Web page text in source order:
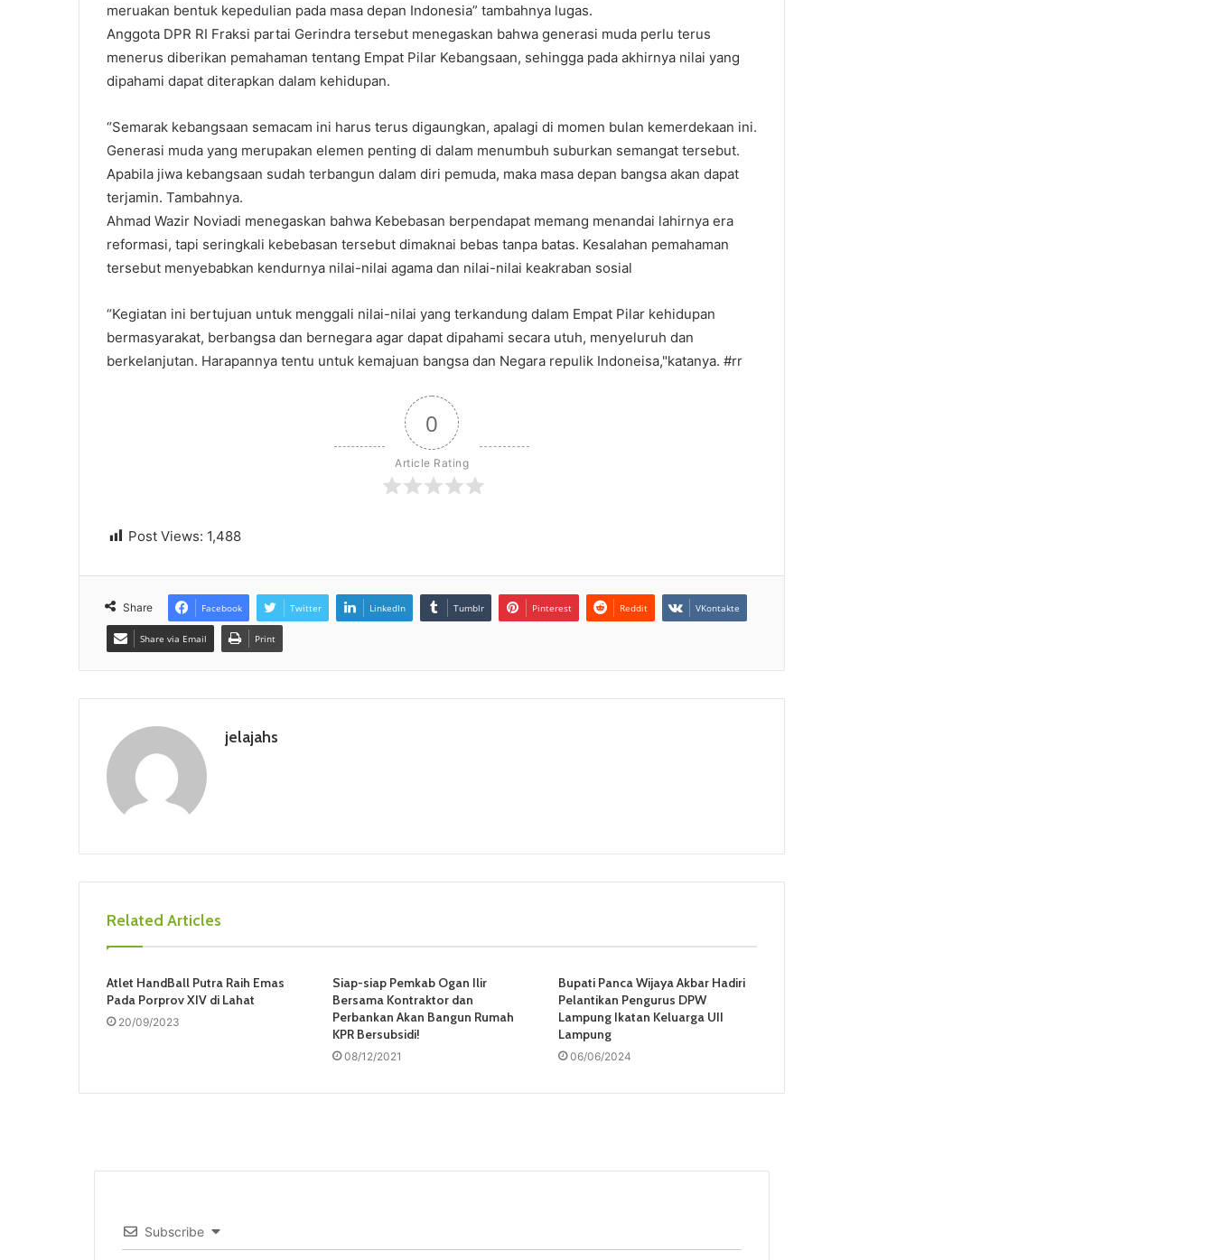
meruakan bentuk kepedulian pada masa depan Indonesia” tambahnya lugas.
Anggota DPR RI Fraksi partai Gerindra tersebut menegaskan bahwa generasi muda perlu terus
menerus diberikan pemahaman tentang Empat Pilar Kebangsaan, sehingga pada akhirnya nilai yang
dipahami dapat diterapkan dalam kehidupan.
“Semarak kebangsaan semacam ini harus terus digaungkan, apalagi di momen bulan kemerdekaan ini.
Generasi muda yang merupakan elemen penting di dalam menumbuh suburkan semangat tersebut.
Apabila jiwa kebangsaan sudah terbangun dalam diri pemuda, maka masa depan bangsa akan dapat
terjamin. Tambahnya.
Ahmad Wazir Noviadi menegaskan bahwa Kebebasan berpendapat memang menandai lahirnya era
reformasi, tapi seringkali kebebasan tersebut dimaknai bebas tanpa batas. Kesalahan pemahaman
tersebut menyebabkan kendurnya nilai-nilai agama dan nilai-nilai keakraban sosial
“Kegiatan ini bertujuan untuk menggali nilai-nilai yang terkandung dalam Empat Pilar kehidupan
bermasyarakat, berbangsa dan bernegara agar dapat dipahami secara utuh, menyeluruh dan
berkelanjutan. Harapannya tentu untuk kemajuan bangsa dan Negara repulik Indoneisa,"katanya. #rr
0
Article Rating
Post Views: 1,488
Share Facebook Twitter LinkedIn Tumblr Pinterest Reddit VKontakte
Share via Email Print
jelajahs
Related Articles
Atlet HandBall Putra Raih Emas
Pada Porprov XIV di Lahat
20/09/2023
Siap-siap Pemkab Ogan Ilir
Bersama Kontraktor dan
Perbankan Akan Bangun Rumah
KPR Bersubsidi!
08/12/2021
Bupati Panca Wijaya Akbar Hadiri
Pelantikan Pengurus DPW
Lampung Ikatan Keluarga UII
Lampung
06/06/2024
Subscribe